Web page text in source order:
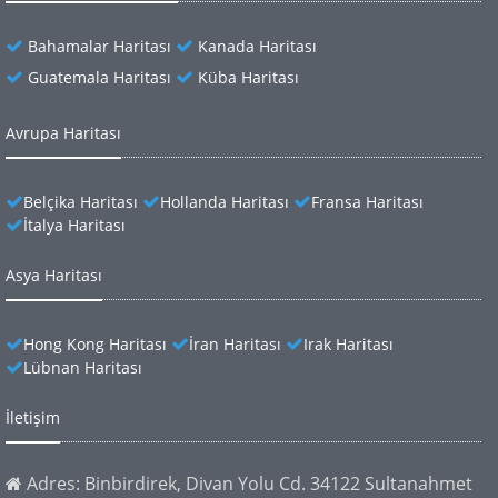
Bahamalar Haritası
Kanada Haritası
Guatemala Haritası
Küba Haritası
Avrupa Haritası
Belçika Haritası Hollanda Haritası
Fransa Haritası
İtalya Haritası
Asya Haritası
Hong Kong Haritası İran Haritası
Irak Haritası
Lübnan Haritası
İletişim
Adres: Binbirdirek, Divan Yolu Cd. 34122 Sultanahmet